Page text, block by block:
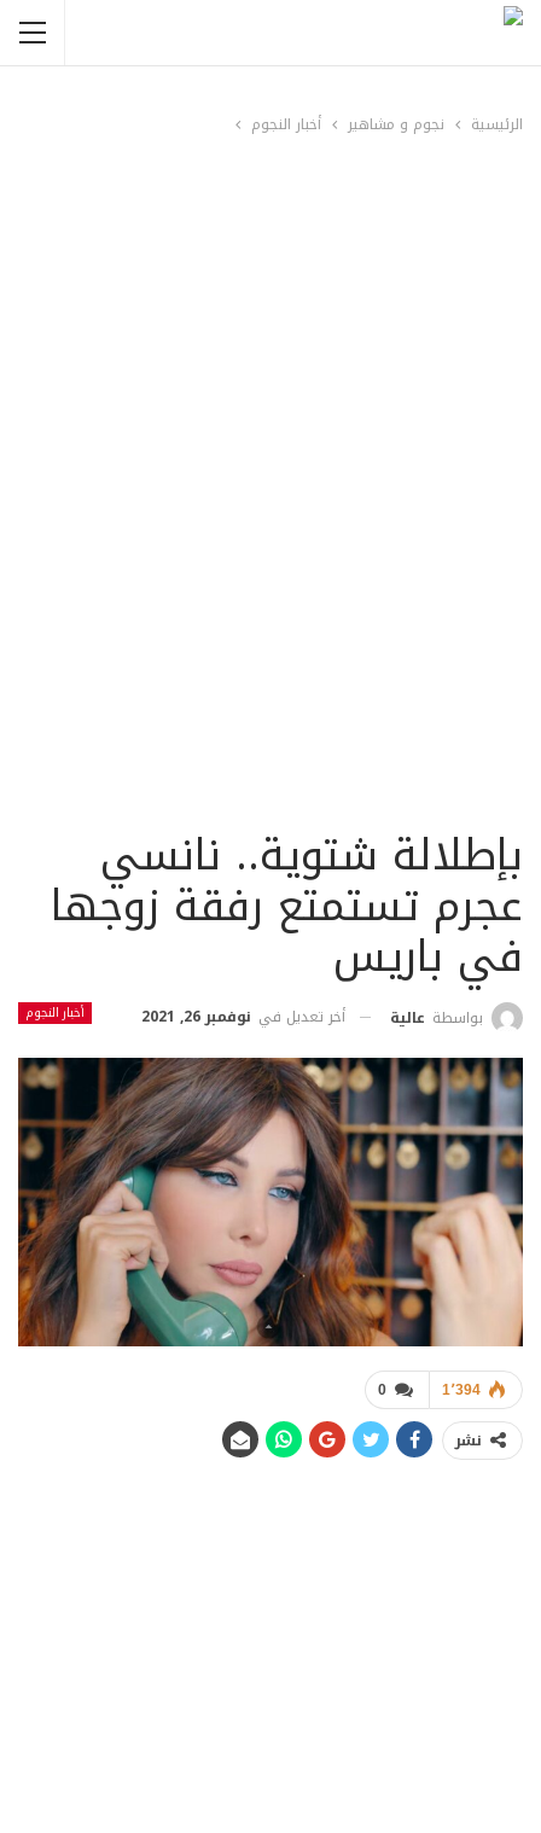
الرئيسية نجوم و مشاهير أخبار النجوم
بإطلالة شتوية.. نانسي
عجرم تستمتع رفقة زوجها
في باريس
أخبار النجوم بواسطة عالية أخر تعديل في نوفمبر 26, 2021
0 1٬394
نشر